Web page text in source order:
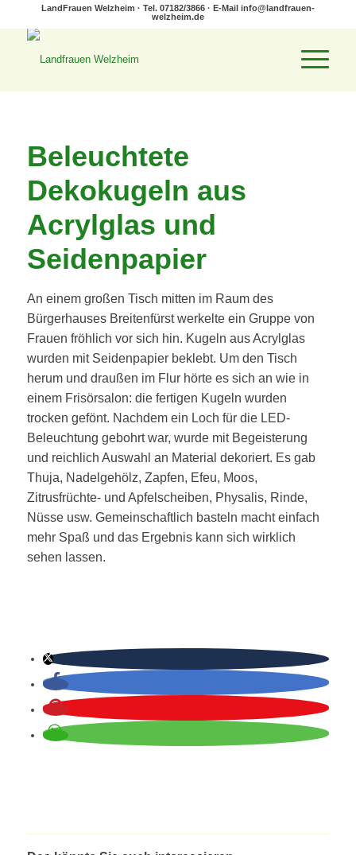
LandFrauen Welzheim · Tel. 07182/3866 · E-Mail info@landfrauen-
welzheim.de
Beleuchtete
Dekokugeln aus
Acrylglas und
Seidenpapier
An einem großen Tisch mitten im Raum des
Bürgerhauses Breitenfürst werkelte ein Gruppe von
Frauen fröhlich vor sich hin. Kugeln aus Acrylglas
wurden mit Seidenpapier beklebt. Um den Tisch
herum und draußen im Flur hörte es sich an wie in
einem Frisörsalon: die fertigen Kugeln wurden
trocken gefönt. Nachdem ein Loch für die LED-
Beleuchtung gebohrt war, wurde mit Begeisterung
und reichlich Auswahl an Material dekoriert. Es gab
Thuja, Nadelgehölz, Zapfen, Efeu, Moos,
Zitrusfrüchte- und Apfelscheiben, Physalis, Rinde,
Nüsse usw. Gemeinschaftlich basteln macht einfach
mehr Spaß und das Ergebnis kann sich wirklich
sehen lassen.